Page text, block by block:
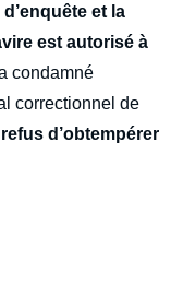
et la
est autorisé à
condamné
correctionnel de
refus d’obtempérer